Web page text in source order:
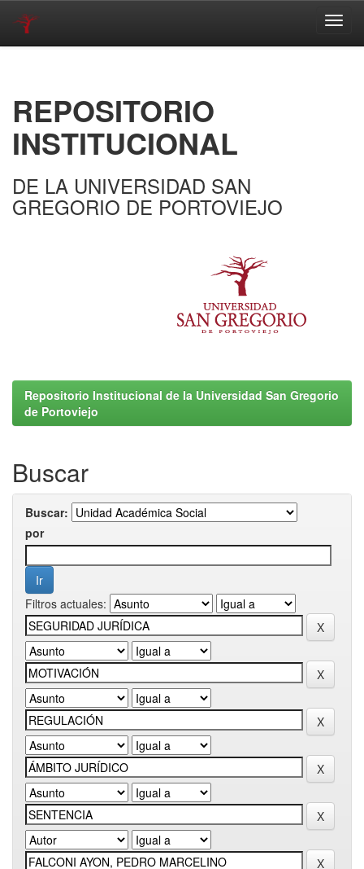
REPOSITORIO
INSTITUCIONAL
DE LA UNIVERSIDAD SAN
GREGORIO DE PORTOVIEJO
Repositorio Institucional de la Universidad San Gregorio
de Portoviejo
Buscar
Buscar:
por
Filtros actuales: